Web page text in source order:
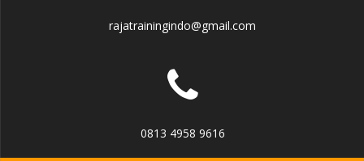
rajatrainingindo@gmail.com
0813 4958 9616